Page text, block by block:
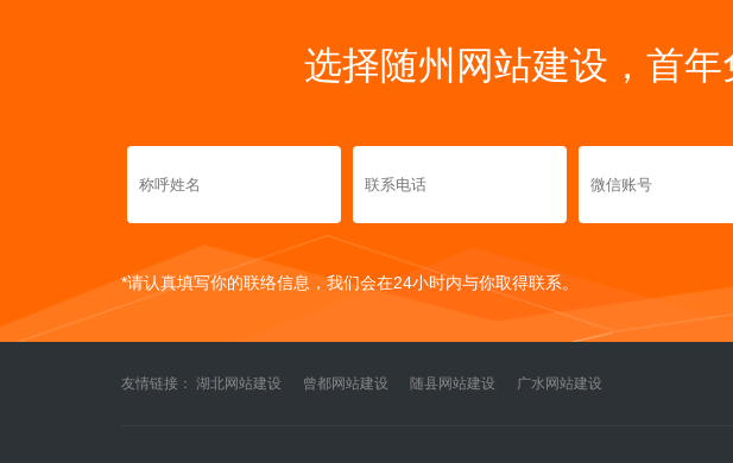
选择随州网站建设，首年
*请认真填写你的联络信息，我们会在24小时内与你取得联系。
友情链接： 湖北网站建设 曾都网站建设 随县网站建设 广水网站建设